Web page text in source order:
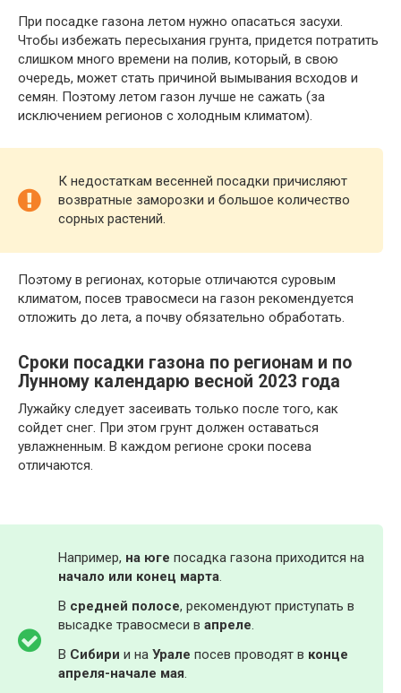
При посадке газона летом нужно опасаться засухи.
Чтобы избежать пересыхания грунта, придется потратить
слишком много времени на полив, который, в свою
очередь, может стать причиной вымывания всходов и
семян. Поэтому летом газон лучше не сажать (за
исключением регионов с холодным климатом).
К недостаткам весенней посадки причисляют
возвратные заморозки и большое количество
сорных растений.
Поэтому в регионах, которые отличаются суровым
климатом, посев травосмеси на газон рекомендуется
отложить до лета, а почву обязательно обработать.
Сроки посадки газона по регионам и по
Лунному календарю весной 2023 года
Лужайку следует засеивать только после того, как
сойдет снег. При этом грунт должен оставаться
увлажненным. В каждом регионе сроки посева
отличаются.
Например, на юге посадка газона приходится на
начало или конец марта.
В средней полосе, рекомендуют приступать в
высадке травосмеси в апреле.
В Сибири и на Урале посев проводят в конце
апреля-начале мая.